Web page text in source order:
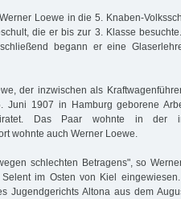
Loewe in die 5. Knaben-
die er bis zur 3. Klasse
begann er eine
der inzwischen als
Juni 1907 in Hamburg geborene
Das Paar wohnte in der
wohnte auch Werner Loewe.
schlechten Betragens", so
im Osten von Kiel
Jugendgerichts Altona aus dem